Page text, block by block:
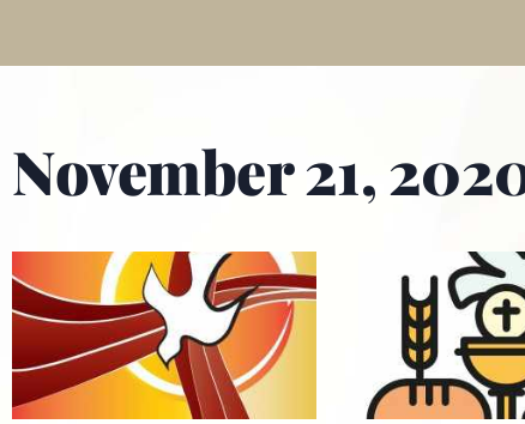
November 21,